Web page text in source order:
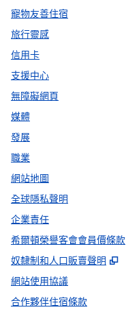
寵物友善住宿
旅行靈感
信用卡
支援中心
無障礙網頁
媒體
發展
職業
網站地圖
全球隱私聲明
企業責任
希爾頓榮譽客會會員價條款
奴隸制和人口販賣聲明
,
網站使用協議
合作夥伴住宿條款